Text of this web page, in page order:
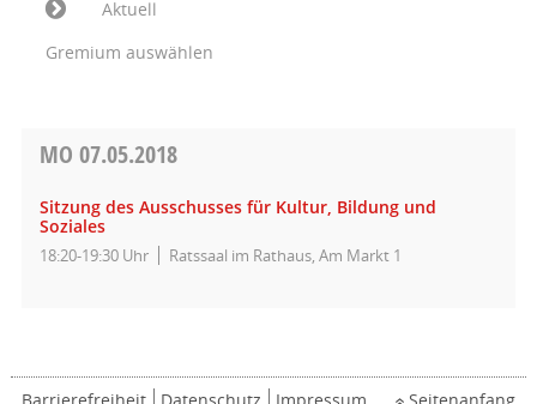
Aktuell
Gremium auswählen
MO 07.05.2018
Sitzung des Ausschusses für Kultur, Bildung und
Soziales
18:20-19:30 Uhr Ratssaal im Rathaus, Am Markt 1